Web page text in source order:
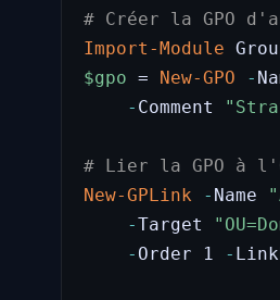
# Créer la GPO
Import-Module
$gpo = New-GPO -
- Comment
# Lier la GPO à
New-GPLink
- Name
-Target
- Order 1 -